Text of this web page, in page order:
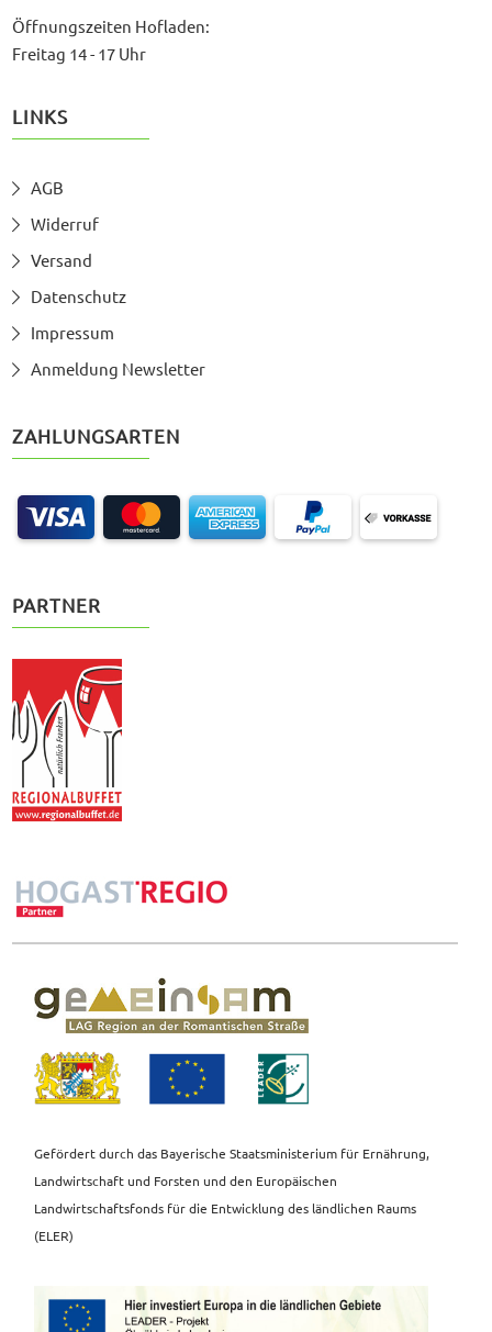
Öffnungszeiten Hofladen:
Freitag 14 - 17 Uhr
LINKS
AGB
Widerruf
Versand
Datenschutz
Impressum
Anmeldung Newsletter
ZAHLUNGSARTEN
PARTNER
Gefördert durch das Bayerische Staatsministerium für Ernährung,
Landwirtschaft und Forsten und den Europäischen
Landwirtschaftsfonds für die Entwicklung des ländlichen Raums
(ELER)